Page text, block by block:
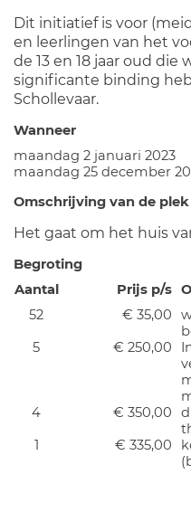
Dit initiatief is voor
en leerlingen van het
de 13 en 18 jaar oud
significante binding
Schollevaar.
Wanneer
maandag 2 januari 2023
maandag 25 december
Omschrijving van de plek
Het gaat om het huis
Begroting
Aantal
Prijs p/s
52
€ 35,00
5
€ 250,00
4
€ 350,00
1
€ 335,00